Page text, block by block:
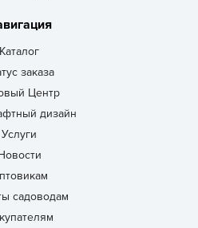
Каталог
заказа
Центр
дизайн
Услуги
садоводам